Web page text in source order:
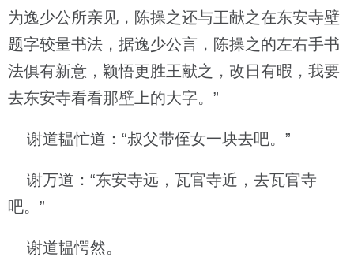
为逸少公所亲见，陈操之还与王献之在东安寺壁
题字较量书法，据逸少公言，陈操之的左右手书
法俱有新意，颖悟更胜王献之，改日有暇，我要
去东安寺看看那壁上的大字。”
谢道韫忙道：“叔父带侄女一块去吧。”
谢万道：“东安寺远，瓦官寺近，去瓦官寺
吧。”
谢道韫愕然。